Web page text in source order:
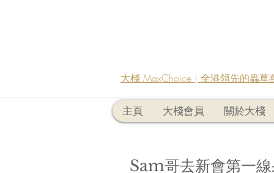
大棧 MaxChoice | 全港領先的蟲
主頁 大棧會員 關於大棧
Sam哥去新會第一